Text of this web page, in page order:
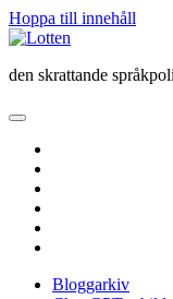
Hoppa till innehåll
Lotten
den skrattande
öppna
meny
Bloggarkiv